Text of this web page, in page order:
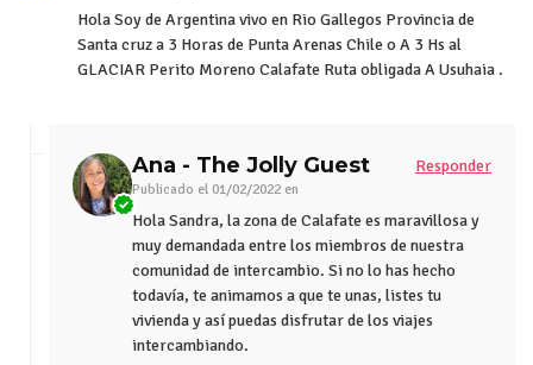
Hola Soy de Argentina vivo en Rio Gallegos Provincia de
Santa cruz a 3 Horas de Punta Arenas Chile o A 3 Hs al
GLACIAR Perito Moreno Calafate Ruta obligada A Usuhaia .
Ana - The Jolly Guest
Publicado el 01/02/2022 en
Responder
Hola Sandra, la zona de Calafate es maravillosa y
muy demandada entre los miembros de nuestra
comunidad de intercambio. Si no lo has hecho
todavía, te animamos a que te unas, listes tu
vivienda y así puedas disfrutar de los viajes
intercambiando.